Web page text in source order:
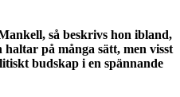
så beskrivs hon ibland,
på många sätt, men visst
budskap i en spännande